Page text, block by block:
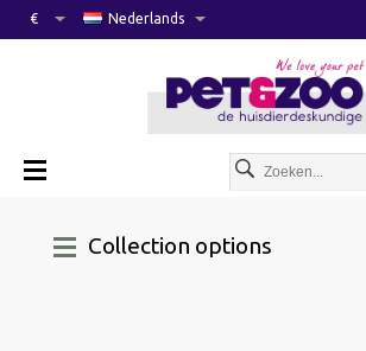
Nederlands
€
Collection options